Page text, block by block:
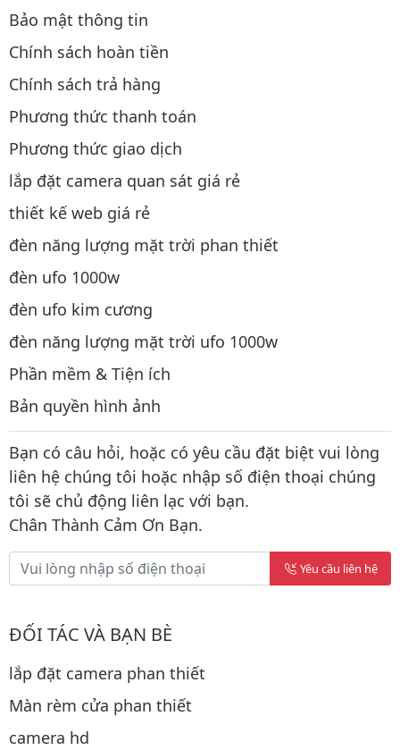
Bảo mật thông tin
Chính sách hoàn tiền
Chính sách trả hàng
Phương thức thanh toán
Phương thức giao dịch
lắp đặt camera quan sát giá rẻ
thiết kế web giá rẻ
đèn năng lượng mặt trời phan thiết
đèn ufo 1000w
đèn ufo kim cương
đèn năng lượng mặt trời ufo 1000w
Phần mềm & Tiện ích
Bản quyền hình ảnh
Bạn có câu hỏi, hoặc có yêu cầu đặt biệt vui lòng
liên hệ chúng tôi hoặc nhập số điện thoại chúng
tôi sẽ chủ động liên lạc với bạn.
Chân Thành Cảm Ơn Bạn.
Yêu cầu liên hệ
ĐỐI TÁC VÀ BẠN BÈ
lắp đặt camera phan thiết
Màn rèm cửa phan thiết
camera hd